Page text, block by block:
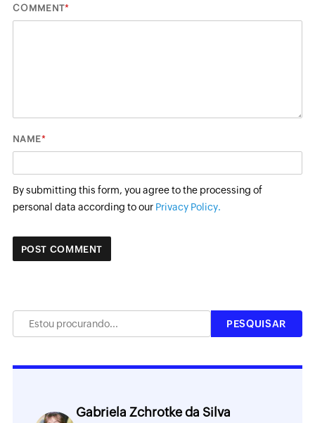
COMMENT*
NAME*
By submitting this form, you agree to the processing of
personal data according to our Privacy Policy.
Gabriela Zchrotke da Silva